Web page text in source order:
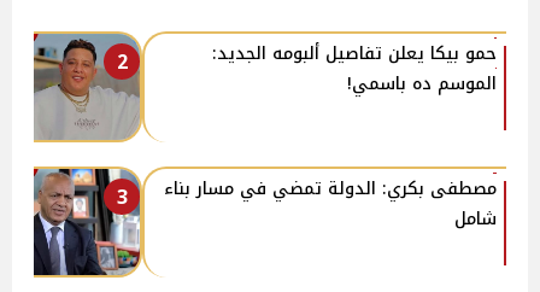
2
حمو بيكا يعلن تفاصيل ألبومه الجديد:
الموسم ده باسمي!
3
مصطفى بكري: الدولة تمضي في مسار بناء
شامل